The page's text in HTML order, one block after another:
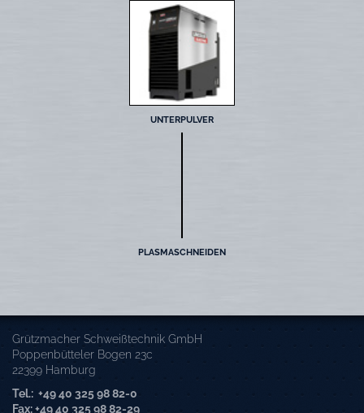
UNTERPULVER
PLASMASCHNEIDEN
Grützmacher Schweißtechnik GmbH
Poppenbütteler Bogen 23c
22399 Hamburg
Tel.: +49 40 325 98 82-0
Fax: +49 40 325 98 82-29